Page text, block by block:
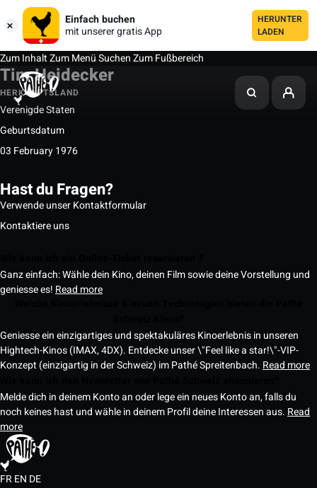
Einfach buchen
mit unserer gratis App
HERUNTER
LADEN
Zum InhaltZum MenüSuchenZum Fußbereich
Tim Heidecker
HERKUNFTSLAND
Verenigde Staten
Geburtsdatum
03 February 1976
Hast du Fragen?
Verwende unser Kontaktformular
Kontaktiere uns
Ganz einfach: Wähle dein Kino, deinen Film sowie deine Vorstellung und
geniesse es! Read more
Geniesse ein einzigartiges und spektakuläres Kinoerlebnis in unseren
Hightech-Kinos (IMAX, 4DX). Entdecke unser \"Feel like a star!\"-VIP-
Konzept (einzigartig in der Schweiz) im Pathé Spreitenbach. Read more
Melde dich in deinem Konto an oder lege ein neues Konto an, falls du
noch keines hast und wähle in deinem Profil deine Interessen aus. Read
more
FREN DE